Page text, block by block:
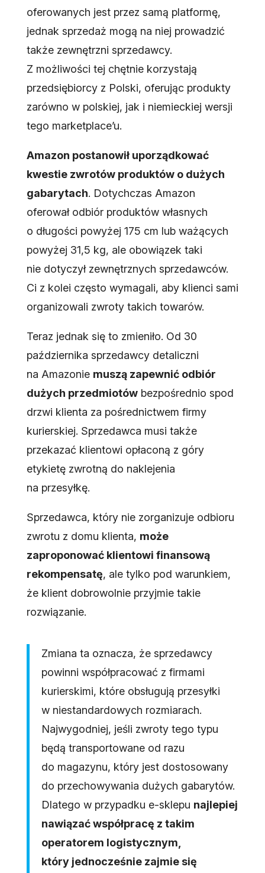
oferowanych jest przez samą platformę,
jednak sprzedaż mogą na niej prowadzić
także zewnętrzni sprzedawcy.
Z możliwości tej chętnie korzystają
przedsiębiorcy z Polski, oferując produkty
zarówno w polskiej, jak i niemieckiej wersji
tego marketplace’u.
Amazon postanowił uporządkować
kwestie zwrotów produktów o dużych
gabarytach. Dotychczas Amazon
oferował odbiór produktów własnych
o długości powyżej 175 cm lub ważących
powyżej 31,5 kg, ale obowiązek taki
nie dotyczył zewnętrznych sprzedawców.
Ci z kolei często wymagali, aby klienci sami
organizowali zwroty takich towarów.
Teraz jednak się to zmieniło. Od 30
października sprzedawcy detaliczni
na Amazonie muszą zapewnić odbiór
dużych przedmiotówbezpośrednio spod
drzwi klienta za pośrednictwem firmy
kurierskiej. Sprzedawca musi także
przekazać klientowi opłaconą z góry
etykietę zwrotną do naklejenia
na przesyłkę.
Sprzedawca, który nie zorganizuje odbioru
zwrotu z domu klienta, może
zaproponować klientowi finansową
rekompensatę, ale tylko pod warunkiem,
że klient dobrowolnie przyjmie takie
rozwiązanie.
Zmiana ta oznacza, że sprzedawcy
powinni współpracować z firmami
kurierskimi, które obsługują przesyłki
w niestandardowych rozmiarach.
Najwygodniej, jeśli zwroty tego typu
będą transportowane od razu
do magazynu, który jest dostosowany
do przechowywania dużych gabarytów.
Dlatego w przypadku e-sklepu najlepiej
nawiązać współpracę z takim
operatorem logistycznym,
który jednocześnie zajmie się